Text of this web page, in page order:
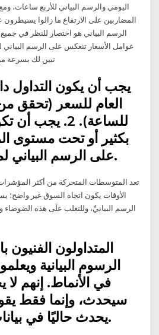
اليومي والرسم البياني للأربع
المضاربين على الارتفاع ما زالوا
الرسم البياني هو اختصار للنظر في جميع
عوامل الأسعار تنعكس على الرسم
تبين لك بسرعة
العام للسعر (تحقق من
للساعة). 2.
بكثير أو تحت مستوى
على الرسم البياني لمدة 30 دقيقة. 3.
تعد المتوسطات المتحركة من أكثر
الأوقات يكون اتجاه السوق غير واضح؛
الرسم البيانيِّ، وللتغلب علَى هذه الضوضاء
المتداولون
الرسوم البيانية
في الأنماط. إنهم لا
سيحدث، وإنما فقط
يحدث حاليًا في بيانات الرسم البياني.